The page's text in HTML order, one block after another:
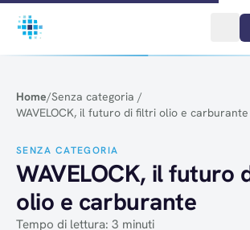
Salta al contenuto
Home/Senza categoria /
WAVELOCK, il futuro di filtri olio e carburante
SENZA CATEGORIA
WAVELOCK, il futuro
olio e carburante
Tempo di lettura: 3 minuti